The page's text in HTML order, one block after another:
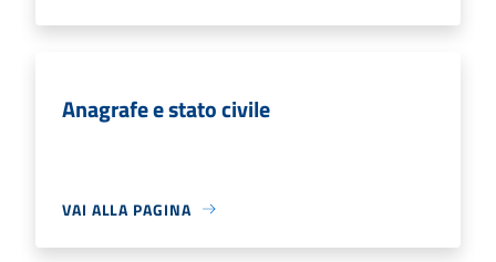
Anagrafe e stato civile
VAI ALLA PAGINA